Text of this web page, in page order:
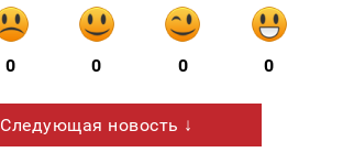
0 0 0 0
Следующая новость ↓